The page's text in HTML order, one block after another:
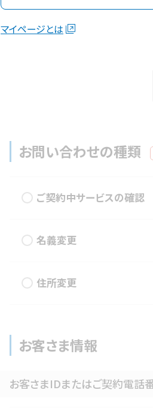
マイページとは
お問い合わせの種類
ご契約中サービスの確認
名義変更
住所変更
お客さま情報
お客さまIDまたはご契約電話